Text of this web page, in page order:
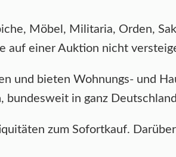
Möbel, Militaria, Orden,
auf einer Auktion nicht
und bieten Wohnungs- und
bundesweit in ganz
zum Sofortkauf.